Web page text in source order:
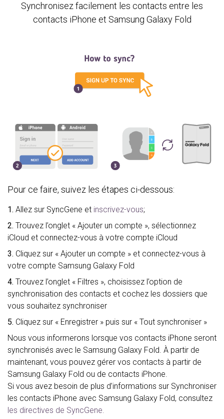
Synchronisez facilement les contacts entre les
contacts iPhone et Samsung Galaxy Fold
Pour ce faire, suivez les étapes ci-dessous:
1. Allez sur SyncGene et inscrivez-vous;
2. Trouvez l’onglet « Ajouter un compte », sélectionnez
iCloud et connectez-vous à votre compte iCloud
3. Cliquez sur « Ajouter un compte » et connectez-vous à
votre compte Samsung Galaxy Fold
4. Trouvez l’onglet « Filtres », choisissez l’option de
synchronisation des contacts et cochez les dossiers que
vous souhaitez synchroniser
5. Cliquez sur « Enregistrer » puis sur « Tout synchroniser »
Nous vous informerons lorsque vos contacts iPhone seront
synchronisés avec le Samsung Galaxy Fold. À partir de
maintenant, vous pouvez gérer vos contacts à partir de
Samsung Galaxy Fold ou de contacts iPhone.
Si vous avez besoin de plus d’informations sur Synchroniser
les contacts iPhone avec Samsung Galaxy Fold, consultez
les directives de SyncGene.